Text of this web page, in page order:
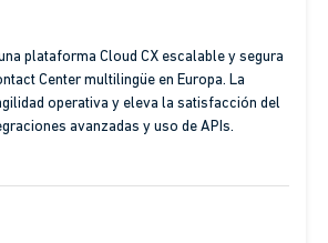
plataforma Cloud CX escalable y segura
Center multilingüe en Europa. La
operativa y eleva la satisfacción del
avanzadas y uso de APIs.